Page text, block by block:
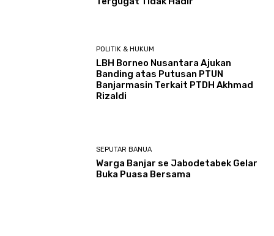
POLITIK & HUKUM
LBH Borneo Nusantara Ajukan
Banding atas Putusan PTUN
Banjarmasin Terkait PTDH Akhmad
Rizaldi
SEPUTAR BANUA
Warga Banjar se Jabodetabek Gelar
Buka Puasa Bersama